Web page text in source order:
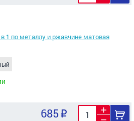
в 1 по металлу и ржавчине матовая
685